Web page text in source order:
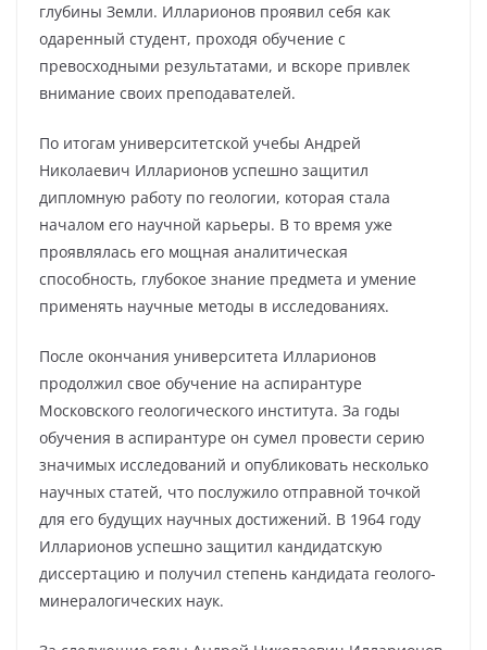
глубины Земли. Илларионов проявил себя как
одаренный студент, проходя обучение с
превосходными результатами, и вскоре привлек
внимание своих преподавателей.
По итогам университетской учебы Андрей
Николаевич Илларионов успешно защитил
дипломную работу по геологии, которая стала
началом его научной карьеры. В то время уже
проявлялась его мощная аналитическая
способность, глубокое знание предмета и умение
применять научные методы в исследованиях.
После окончания университета Илларионов
продолжил свое обучение на аспирантуре
Московского геологического института. За годы
обучения в аспирантуре он сумел провести серию
значимых исследований и опубликовать несколько
научных статей, что послужило отправной точкой
для его будущих научных достижений. В 1964 году
Илларионов успешно защитил кандидатскую
диссертацию и получил степень кандидата геолого-
минералогических наук.